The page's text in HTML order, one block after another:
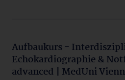
Aufbaukurs -
Echokardiographie &
advanced | MedUni